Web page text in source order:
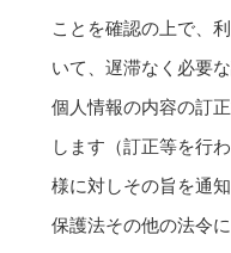
ことを確認の上で、
いて、遅滞なく必要
個人情報の内容の訂
します（訂正等を行
様に対しその旨を通
保護法その他の法令